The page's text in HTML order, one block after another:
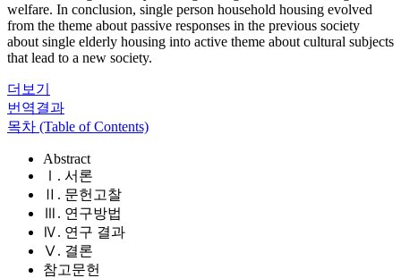
welfare. In conclusion, single person household housing evolved
from the theme about passive responses in the previous society
about single elderly housing into active theme about cultural subjects
that lead to a new society.
더보기
번역결과
목차 (Table of Contents)
Abstract
Ⅰ. 서론
Ⅱ. 문헌고찰
Ⅲ. 연구방법
Ⅳ. 연구 결과
Ⅴ. 결론
참고문헌